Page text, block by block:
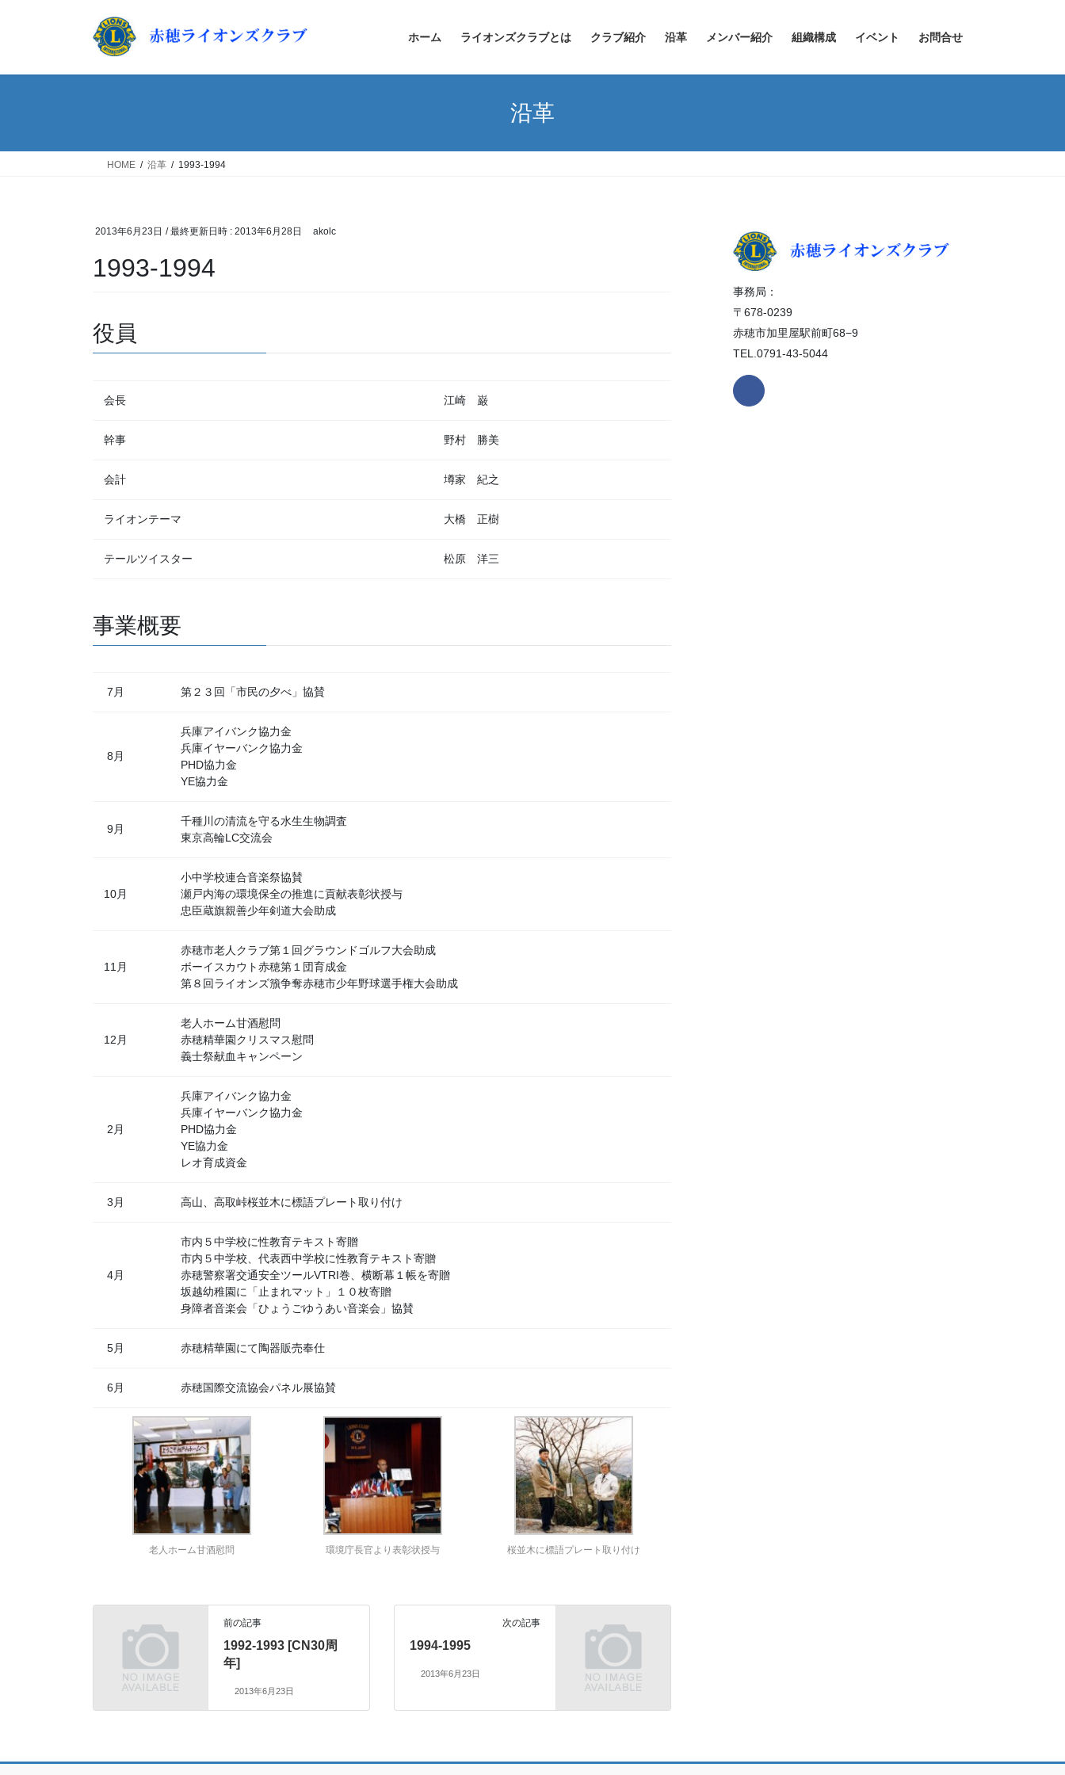
ホーム ライオンズクラブとは クラブ紹介 沿革 メンバー紹介 組織構成 イベント お問合せ
沿革
HOME 沿革 1993-1994
2013年6月23日 / 最終更新日時 : 2013年6月28日 akolc
1993-1994
役員
会長 江崎 巌
幹事 野村 勝美
会計 墫家 紀之
ライオンテーマ 大橋 正樹
テールツイスター 松原 洋三
事業概要
7月 第２３回「市民の夕べ」協賛
8月
兵庫アイバンク協力金
兵庫イヤーバンク協力金
PHD協力金
YE協力金
9月
千種川の清流を守る水生生物調査
東京高輪LC交流会
10月
小中学校連合音楽祭協賛
瀬戸内海の環境保全の推進に貢献表彰状授与
忠臣蔵旗親善少年剣道大会助成
11月
赤穂市老人クラブ第１回グラウンドゴルフ大会助成
ボーイスカウト赤穂第１団育成金
第８回ライオンズ籏争奪赤穂市少年野球選手権大会助成
12月
老人ホーム甘酒慰問
赤穂精華園クリスマス慰問
義士祭献血キャンペーン
2月
兵庫アイバンク協力金
兵庫イヤーバンク協力金
PHD協力金
YE協力金
レオ育成資金
3月 高山、高取峠桜並木に標語プレート取り付け
4月
市内５中学校に性教育テキスト寄贈
市内５中学校、代表西中学校に性教育テキスト寄贈
赤穂警察署交通安全ツールVTRI巻、横断幕１帳を寄贈
坂越幼稚園に「止まれマット」１０枚寄贈
身障者音楽会「ひょうごゆうあい音楽会」協賛
5月 赤穂精華園にて陶器販売奉仕
6月 赤穂国際交流協会パネル展協賛
老人ホーム甘酒慰問 環境庁長官より表彰状授与 桜並木に標語プレート取り付け
前の記事
1992-1993 [CN30周
年]
2013年6月23日
次の記事
1994-1995
2013年6月23日
事務局：
〒678-0239
赤穂市加里屋駅前町68−9
TEL.0791-43-5044